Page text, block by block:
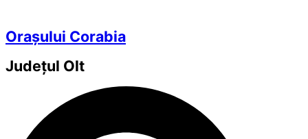
Orașului Corabia
Județul Olt